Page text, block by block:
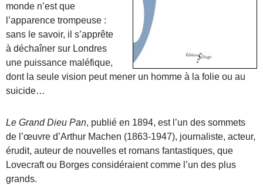
monde n’est que
l’apparence trompeuse :
sans le savoir, il s’apprête
à déchaîner sur Londres
une puissance maléfique,
dont la seule vision peut mener un homme à la folie ou au
suicide…
Le Grand Dieu Pan, publié en 1894, est l’un des sommets
de l’œuvre d’Arthur Machen (1863-1947), journaliste, acteur,
érudit, auteur de nouvelles et romans fantastiques, que
Lovecraft ou Borges considéraient comme l’un des plus
grands.